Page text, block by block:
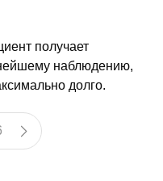
получает
наблюдению,
долго.